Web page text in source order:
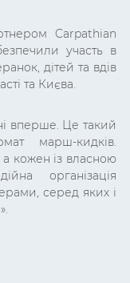
Carpathian
участь в
дітей та вдів
та Києва.
вперше. Це такий
марш-кидків.
кожен із власною
організація
серед яких і